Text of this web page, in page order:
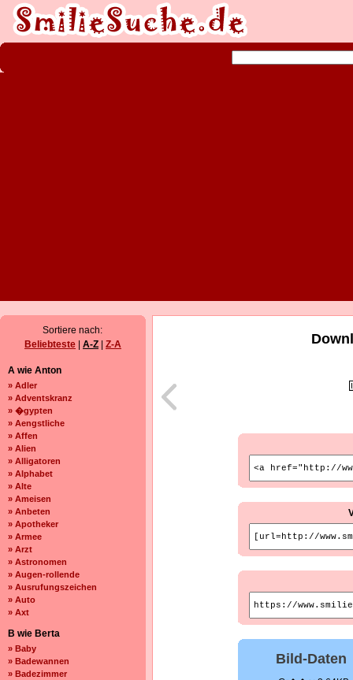
Sortiere nach:
Beliebteste
A-Z Z-A
A wie Anton
» Adler
» Adventskranz
» �gypten
» Aengstliche
» Affen
» Alien
» Alligatoren
» Alphabet
» Alte
» Ameisen
» Anbeten
» Apotheker
» Armee
» Arzt
» Astronomen
» Augen-rollende
» Ausrufungszeichen
» Auto
» Axt
B wie Berta
» Baby
» Badewannen
» Badezimmer
Bild-Daten